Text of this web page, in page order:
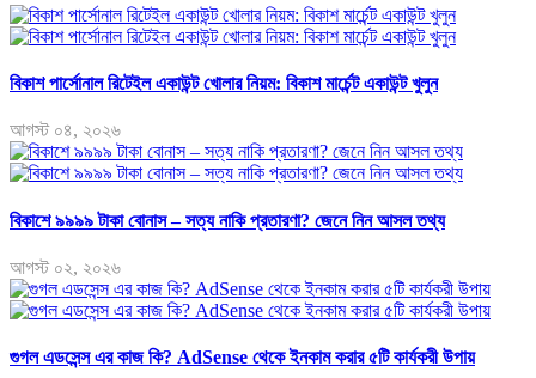
বিকাশ পার্সোনাল রিটেইল একাউন্ট খোলার নিয়ম: বিকাশ মার্চেন্ট একাউন্ট খুলুন
আগস্ট ০৪, ২০২৬
বিকাশে ৯৯৯৯ টাকা বোনাস – সত্য নাকি প্রতারণা? জেনে নিন আসল তথ্য
আগস্ট ০২, ২০২৬
গুগল এডসেন্স এর কাজ কি? AdSense থেকে ইনকাম করার ৫টি কার্যকরী উপায়